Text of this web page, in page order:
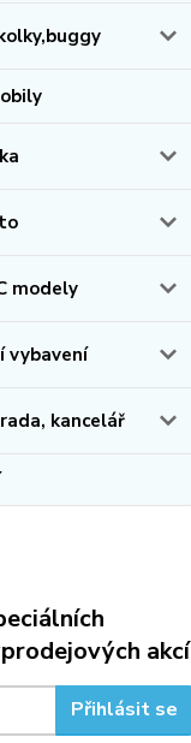
modely
vybavení
kancelář
akcí
Přihlásit se